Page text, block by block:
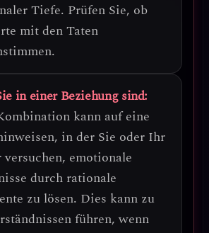
Tiefe. Prüfen Sie, ob
mit den Taten
in einer Beziehung sind:
kann auf eine
in der Sie oder Ihr
versuchen, emotionale
durch rationale
zu lösen. Dies kann zu
führen, wenn